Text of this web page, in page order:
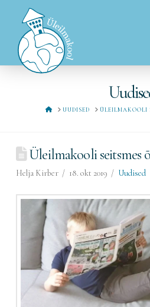
HOMEUUDISED ÜLEILMAKOOLI
Üleilmakooli seitsmes
Helja Kirber 18. okt 2019 Uudised